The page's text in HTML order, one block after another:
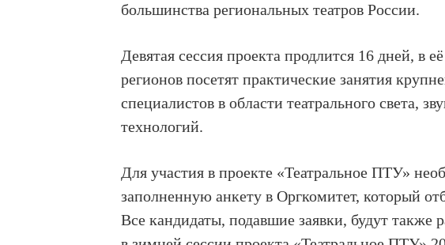
большинства региональных театров России.
Девятая сессия проекта продлится 16 дней, в
регионов посетят практические занятия
специалистов в области театрального света,
технологий.
Для участия в проекте «Театральное ПТУ»
заполненную анкету в Оргкомитет, который
Все кандидаты, подавшие заявки, будут также